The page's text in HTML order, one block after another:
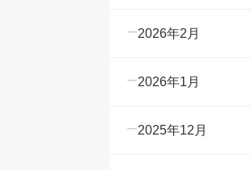
2026年2月
2026年1月
2025年12月